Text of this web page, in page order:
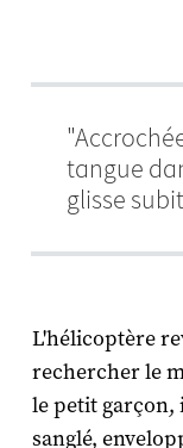
tangue
glisse
L'hélicoptère
rechercher le
le petit garçon,
sanglé,